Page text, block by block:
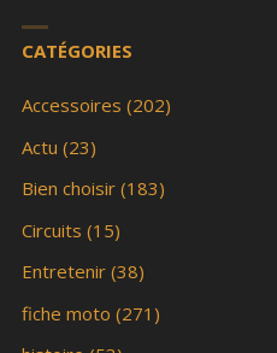
CATÉGORIES
Accessoires (202)
Actu (23)
Bien choisir(183)
Circuits (15)
Entretenir(38)
fiche moto (271)